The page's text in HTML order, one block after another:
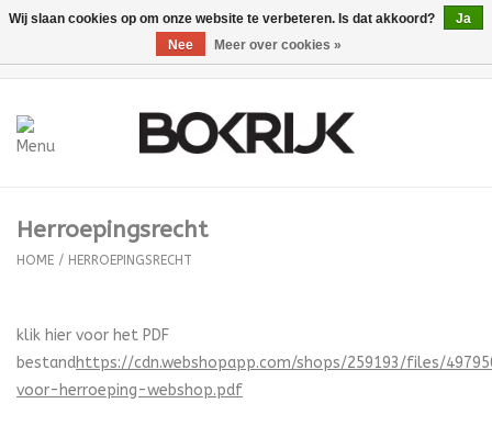
Voeding/drank
Madou x Bokrijk
Herroepingsrecht
HOME / HERROEPINGSRECHT
klik hier voor het PDF
bestandhttps://cdn.webshopapp.com/shops/259193/files/
voor-herroeping-webshop.pdf
Wij slaan cookies op om onze website te verbeteren. Is dat akkoord?
Ja
Nee
Meer over cookies »